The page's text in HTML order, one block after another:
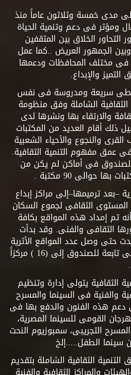
مدى خمسة وثلاثون عاماً منذ
بدور فعال ومؤثر فى دعم وتنمية الحياة
الخلاق بين المثقفين
الجمهور العريض ..كما عمل
مختلف المحافظات ودعمها
والإبداع.
بخطى سريعة ومدروسة فى نفس
الشاملة وفق منظومة
والارتقاء بها ونشرها لدى
أقام العديد من المكتبات
والنجوع والأحياء الشعبية
عمق مفهوم التنمية الثقافية.
الصندوق فى أماكن لم يكن من
حوالى 90 مكتبة .
–بعد ترميمها–إلى مراكز إبداع
الثقافى لجموع السكان
تم إمداد هذه المواقع بكافة
الثقافى والفنى. وقد بدأت
وامتدت حتى وصل عدد المواقع الأثرية
التى تم تحويلها إلى مراكز إبداع فنى تابعة للصندوق إلى (16 ) مركزاً
الثقافية يتولى إدارة وتنظيم
والفنية فى السينما والمسرح
دعم هذه الفنون والدفع بها فى
القومى للسينما المصرية،
التجريبى، سمبوزيوم النحت
سينما الطفل.....إلخ
الثقافية الشاملة بتقديم